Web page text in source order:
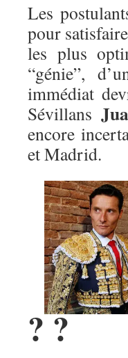
Les
pour
les plus
“génie”,
immédiat
Sévillans
encore
et Madrid.
? ?